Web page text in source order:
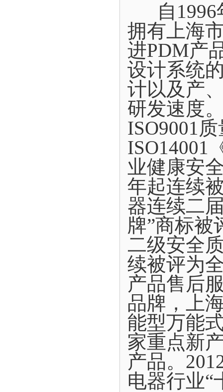
自1996
拥有上海
进PDM产
设计系统
计以及产
研发速度
ISO9001
ISO14001
业健康安
年起连续
器连续二
牌”商标被
二级安全
续被评为
产品售后
品牌，上
能型万能
家重点新
产品。
电器行业“